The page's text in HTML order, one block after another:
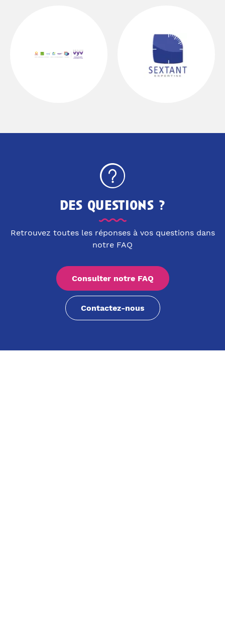
des questions ?
Retrouvez toutes les réponses à vos questions dans
notre FAQ
Consulter notre FAQ
Contactez-nous